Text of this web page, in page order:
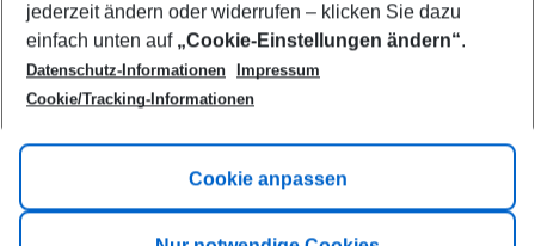
Footer
Footer navigation
Title A
Link A
jederzeit ändern oder widerrufen – klicken Sie dazu
einfach unten auf „Cookie-Einstellungen ändern“.
Datenschutz-Informationen
Impressum
Cookie/Tracking-Informationen
Cookie anpassen